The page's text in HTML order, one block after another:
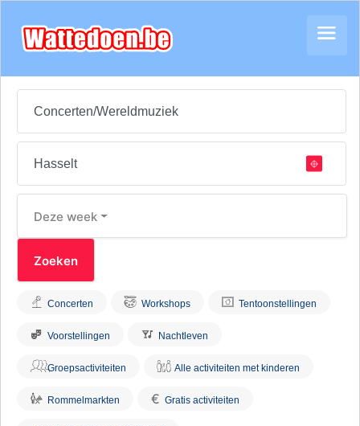
Deze week
Concerten Workshops Tentoonstellingen
Voorstellingen Nachtleven
Groepsactiviteiten Alle activiteiten met kinderen
Rommelmarkten € Gratis activiteiten